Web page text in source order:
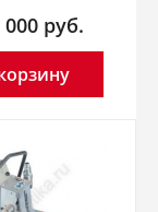
000 руб.